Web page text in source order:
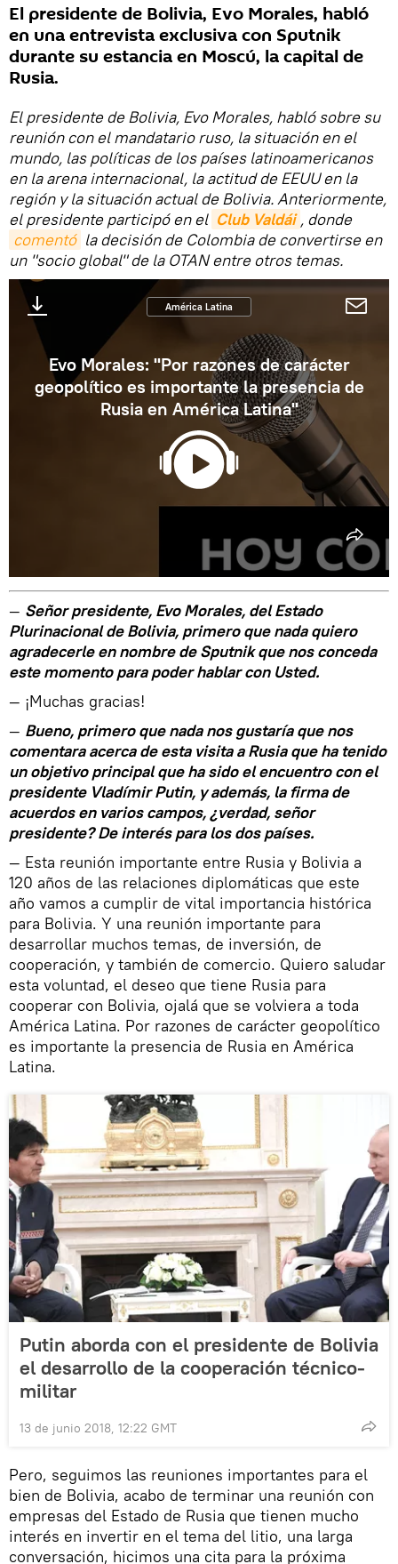
El presidente de Bolivia, Evo Morales, habló
en una entrevista exclusiva con Sputnik
durante su estancia en Moscú, la capital de
Rusia.
El presidente de Bolivia, Evo Morales, habló sobre su
reunión con el mandatario ruso, la situación en el
mundo, las políticas de los países latinoamericanos
en la arena internacional, la actitud de EEUU en la
región y la situación actual de Bolivia. Anteriormente,
el presidente participó en el Club Valdái , donde
comentó la decisión de Colombia de convertirse en
un "socio global" de la OTAN entre otros temas.
América Latina
Evo Morales: "Por razones de carácter
geopolítico es importante la presencia de
Rusia en América Latina"
— Señor presidente, Evo Morales, del Estado
Plurinacional de Bolivia, primero que nada quiero
agradecerle en nombre de Sputnik que nos conceda
este momento para poder hablar con Usted.
— ¡Muchas gracias!
— Bueno, primero que nada nos gustaría que nos
comentara acerca de esta visita a Rusia que ha tenido
un objetivo principal que ha sido el encuentro con el
presidente Vladímir Putin, y además, la firma de
acuerdos en varios campos, ¿verdad, señor
presidente? De interés para los dos países.
— Esta reunión importante entre Rusia y Bolivia a
120 años de las relaciones diplomáticas que este
año vamos a cumplir de vital importancia histórica
para Bolivia. Y una reunión importante para
desarrollar muchos temas, de inversión, de
cooperación, y también de comercio. Quiero saludar
esta voluntad, el deseo que tiene Rusia para
cooperar con Bolivia, ojalá que se volviera a toda
América Latina. Por razones de carácter geopolítico
es importante la presencia de Rusia en América
Latina.
Putin aborda con el presidente de Bolivia
el desarrollo de la cooperación técnico-
militar
13 de junio 2018, 12:22 GMT
Pero, seguimos las reuniones importantes para el
bien de Bolivia, acabo de terminar una reunión con
empresas del Estado de Rusia que tienen mucho
interés en invertir en el tema del litio, una larga
conversación, hicimos una cita para la próxima